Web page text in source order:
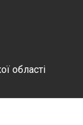
області